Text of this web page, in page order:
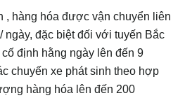
, hàng hóa được vận chuyển liên
ngày, đặc biệt đối với tuyến Bắc
định hằng ngày lên đến 9
chuyến xe phát sinh theo hợp
hàng hóa lên đến 200